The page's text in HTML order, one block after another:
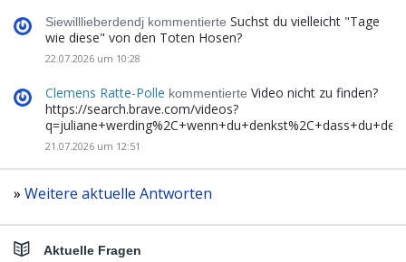
Siewilllieberdendj kommentierte Suchst du vielleicht "Tage
wie diese" von den Toten Hosen?
22.07.2026 um 10:28
Clemens Ratte-Polle kommentierte Video nicht zu finden?
https://search.brave.com/videos?
21.07.2026 um 12:51
» Weitere aktuelle Antworten
Aktuelle Fragen